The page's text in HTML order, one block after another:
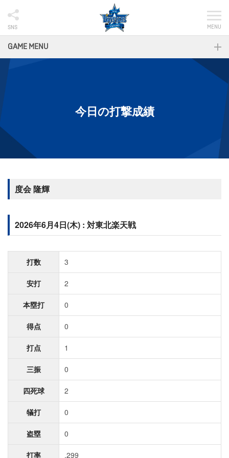
SNS MENU
GAME MENU
今日の打撃成績
度会 隆輝
2026年6月4日(木) : 対東北楽天戦
打数 3
安打 2
本塁打 0
得点 0
打点 1
三振 0
四死球 2
犠打 0
盗塁 0
打率 .299